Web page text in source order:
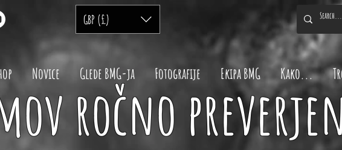
Novice Glede BMG-ja Fotografije Ekipa BMG Kako...
GBP (£)
ročno